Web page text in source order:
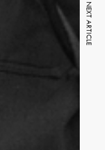
NEXT ARTICLE